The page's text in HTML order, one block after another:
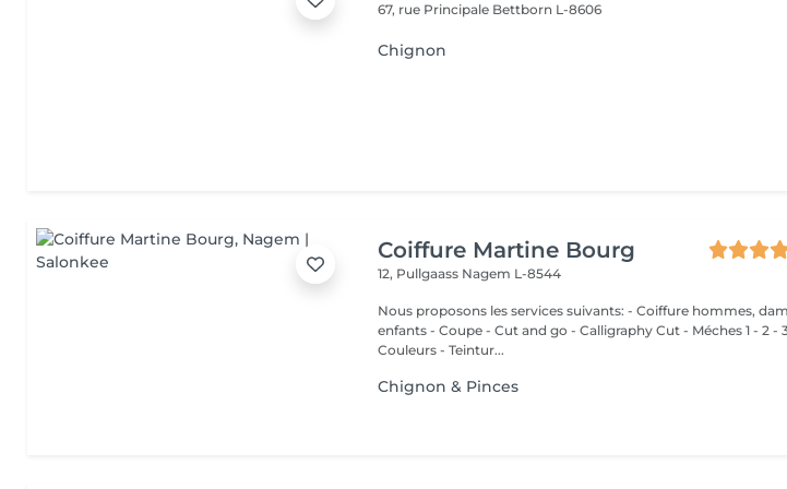
67, rue Principale Bettborn L-8606
Chignon
Coiffure Martine Bourg
12, Pullgaass Nagem L-8544
Nous proposons les services suivants: - Coiffure hommes, dames,
enfants - Coupe - Cut and go - Calligraphy Cut - Méches 1 - 2 - 3
Couleurs - Teintur...
Chignon & Pinces